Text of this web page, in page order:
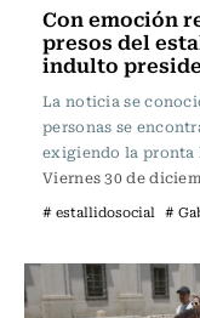
Con emoción
presos del
indulto
La noticia se
personas se
exigiendo la pronta
Viernes 30 de
# estallidosocial #